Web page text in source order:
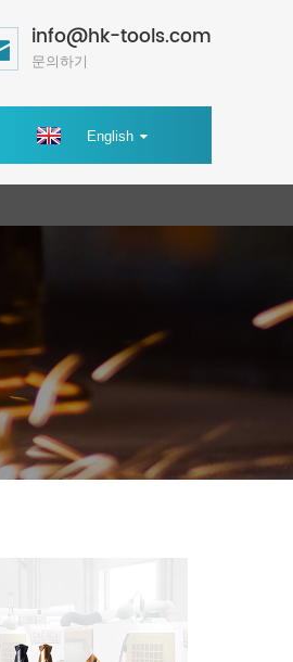
info@hk-tools.com
문의하기
English